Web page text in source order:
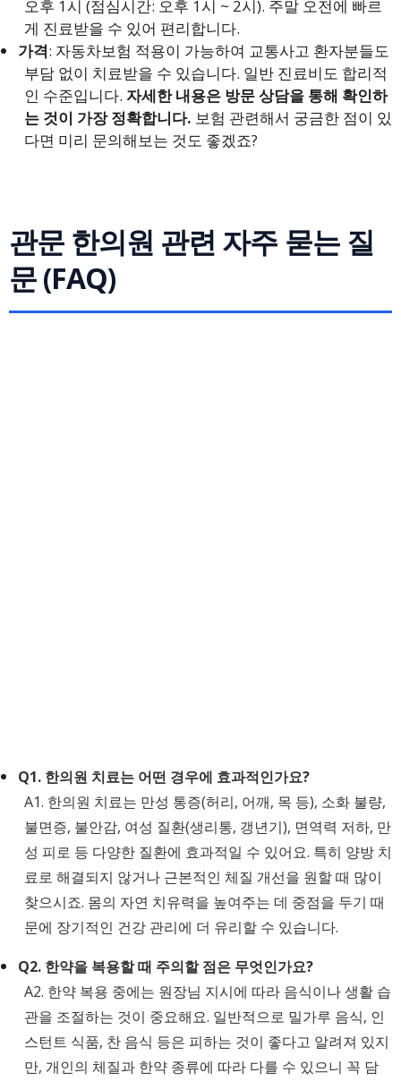
오후 1시 (점심시간: 오후 1시 ~ 2시). 주말 오전에 빠르
게 진료받을 수 있어 편리합니다.
가격: 자동차보험 적용이 가능하여 교통사고 환자분들도
부담 없이 치료받을 수 있습니다. 일반 진료비도 합리적
인 수준입니다. 자세한 내용은 방문 상담을 통해 확인하
는 것이 가장 정확합니다. 보험 관련해서 궁금한 점이 있
다면 미리 문의해보는 것도 좋겠죠?
관문 한의원 관련 자주 묻는 질
문 (FAQ)
Q1. 한의원 치료는 어떤 경우에 효과적인가요?
A1. 한의원 치료는 만성 통증(허리, 어깨, 목 등), 소화 불량,
불면증, 불안감, 여성 질환(생리통, 갱년기), 면역력 저하, 만
성 피로 등 다양한 질환에 효과적일 수 있어요. 특히 양방 치
료로 해결되지 않거나 근본적인 체질 개선을 원할 때 많이
찾으시죠. 몸의 자연 치유력을 높여주는 데 중점을 두기 때
문에 장기적인 건강 관리에 더 유리할 수 있습니다.
Q2. 한약을 복용할 때 주의할 점은 무엇인가요?
A2. 한약 복용 중에는 원장님 지시에 따라 음식이나 생활 습
관을 조절하는 것이 중요해요. 일반적으로 밀가루 음식, 인
스턴트 식품, 찬 음식 등은 피하는 것이 좋다고 알려져 있지
만, 개인의 체질과 한약 종류에 따라 다를 수 있으니 꼭 담